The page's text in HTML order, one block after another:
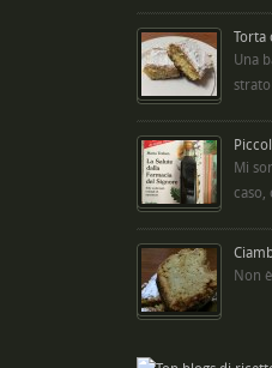
Torta
Una
Mi
caso,
Non